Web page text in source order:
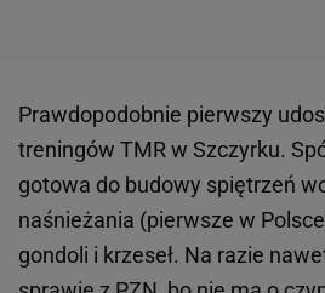
Prawdopodobnie pierwszy
treningów TMR w Szczyrku.
gotowa do budowy spiętrzeń
naśnieżania (pierwsze w
gondoli i krzeseł. Na razie